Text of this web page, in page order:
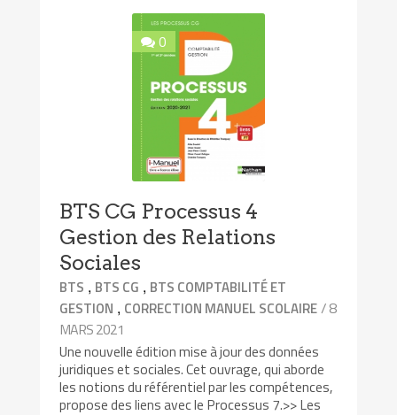
0
BTS CG Processus 4
Gestion des Relations
Sociales
BTS , BTS CG , BTS COMPTABILITÉ ET
GESTION , CORRECTION MANUEL SCOLAIRE/ 8
MARS 2021
Une nouvelle édition mise à jour des données
juridiques et sociales. Cet ouvrage, qui aborde
les notions du référentiel par les compétences,
propose des liens avec le Processus 7.>> Les